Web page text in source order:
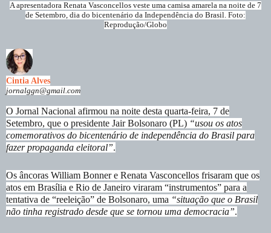
A apresentadora Renata Vasconcellos veste uma camisa amarela na noite de 7
de Setembro, dia do bicentenário da Independência do Brasil. Foto:
Reprodução/Globo
Cintia Alves
jornalggn@gmail.com
O Jornal Nacional afirmou na noite desta quarta-feira, 7 de
Setembro, que o presidente Jair Bolsonaro (PL) “usou os atos
comemorativos do bicentenário de independência do Brasil para
fazer propaganda eleitoral”.
Os âncoras William Bonner e Renata Vasconcellos frisaram que os
atos em Brasília e Rio de Janeiro viraram “instrumentos” para a
tentativa de “reeleição” de Bolsonaro, uma “situação que o Brasil
não tinha registrado desde que se tornou uma democracia”.